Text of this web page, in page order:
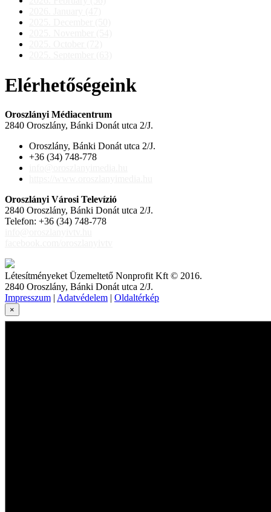
Elérhetőségeink
Oroszlányi Médiacentrum
2840 Oroszlány, Bánki Donát utca 2/J.
Oroszlány, Bánki Donát utca 2/J.
+36 (34) 748-778
Oroszlányi Városi Televízió
2840 Oroszlány, Bánki Donát utca 2/J.
Telefon: +36 (34) 748-778
Létesítményeket Üzemeltető Nonprofit Kft © 2016.
2840 Oroszlány, Bánki Donát utca 2/J.
Impresszum | Adatvédelem | Oldaltérkép
×